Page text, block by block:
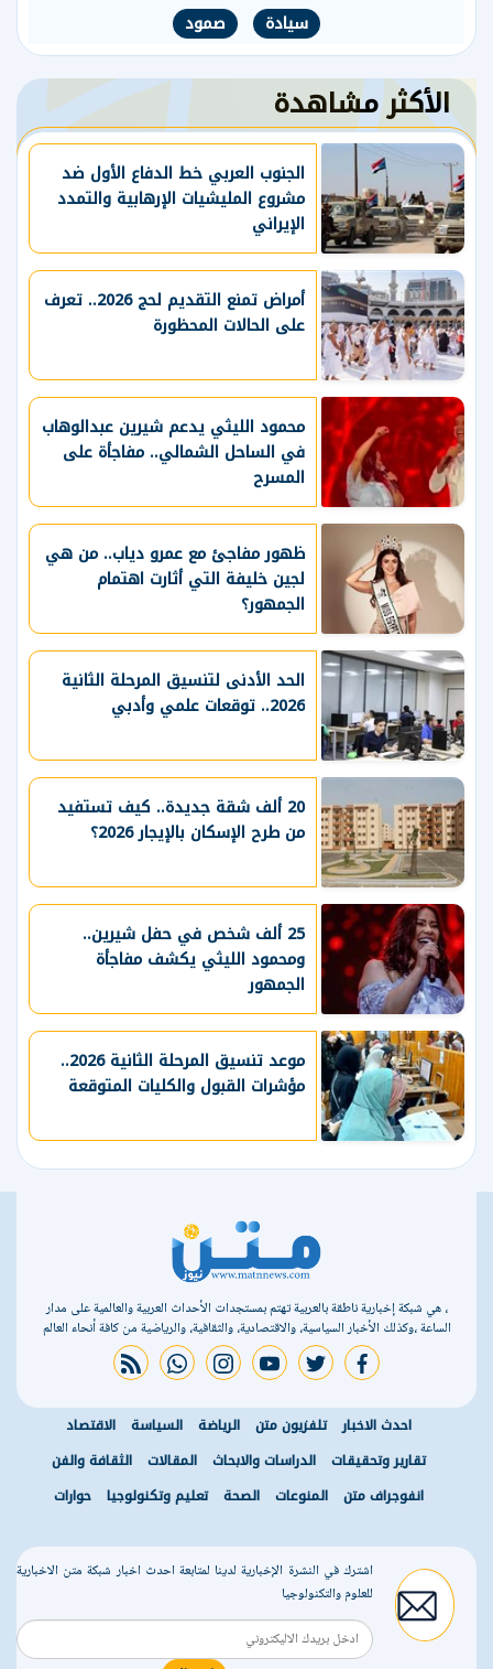
سيادة
صمود
الأكثر مشاهدة
الجنوب العربي خط الدفاع الأول ضد
مشروع المليشيات الإرهابية والتمدد
الإيراني
أمراض تمنع التقديم لحج 2026.. تعرف
على الحالات المحظورة
محمود الليثي يدعم شيرين عبدالوهاب
في الساحل الشمالي.. مفاجأة على
المسرح
ظهور مفاجئ مع عمرو دياب.. من هي
لجين خليفة التي أثارت اهتمام
الجمهور؟
الحد الأدنى لتنسيق المرحلة الثانية
2026.. توقعات علمي وأدبي
20 ألف شقة جديدة.. كيف تستفيد
من طرح الإسكان بالإيجار 2026؟
25 ألف شخص في حفل شيرين..
ومحمود الليثي يكشف مفاجأة
الجمهور
موعد تنسيق المرحلة الثانية 2026..
مؤشرات القبول والكليات المتوقعة
، هي شبكة إخبارية ناطقة بالعربية تهتم بمستجدات الأحداث العربية والعالمية على مدار
الساعة ،وكذلك الأخبار السياسية، والاقتصادية، والثقافية، والرياضية من كافة أنحاء العالم
facebook
twitter
youtube
instagram
whatsapp
rss feed
احدث الاخبار تلفزيون متن الرياضة السياسة
الاقتصاد
تقارير وتحقيقات
الدراسات والابحاث المقالات
الثقافة والفن
انفوجراف متن
المنوعات الصحة تعليم وتكنولوجيا حوارات
اشترك في النشرة الإخبارية لدينا لمتابعة احدث اخبار شبكة متن الاخبارية
للعلوم والتكنولوجيا